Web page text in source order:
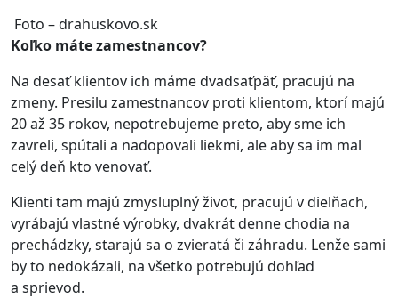
Foto – drahuskovo.sk
Koľko máte zamestnancov?
Na desať klientov ich máme dvadsaťpäť, pracujú na
zmeny. Presilu zamestnancov proti klientom, ktorí majú
20 až 35 rokov, nepotrebujeme preto, aby sme ich
zavreli, spútali a nadopovali liekmi, ale aby sa im mal
celý deň kto venovať.
Klienti tam majú zmysluplný život, pracujú v dielňach,
vyrábajú vlastné výrobky, dvakrát denne chodia na
prechádzky, starajú sa o zvieratá či záhradu. Lenže sami
by to nedokázali, na všetko potrebujú dohľad
a sprievod.